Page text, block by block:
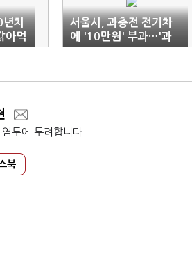
년치
아먹
고
서울시, 과충전 전기차
에 '10만원' 부과…'과
잉대응 논란'
염두에 두려합니다
북